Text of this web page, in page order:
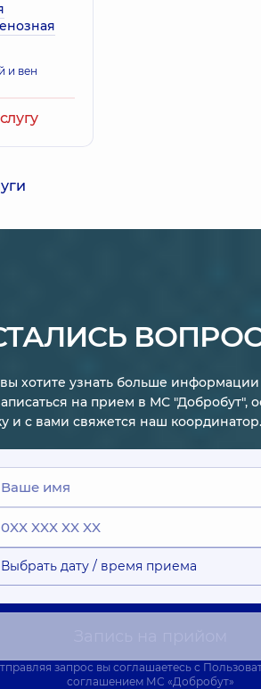
и вен
хотите узнать больше информации
на прием в МС "Добробут",
и с вами свяжется наш координатор.
Выбрать дату / время приема
запрос вы соглашаетесь с
соглашением МС «Добробут»